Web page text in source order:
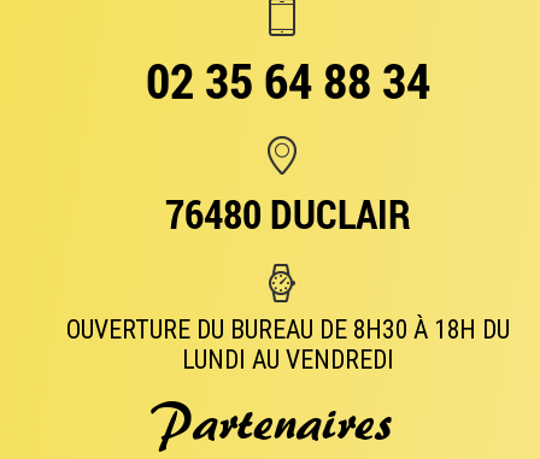
02 35 64 88 34
76480 DUCLAIR
OUVERTURE DU BUREAU DE 8H30 À 18H DU
LUNDI AU VENDREDI
Partenaires